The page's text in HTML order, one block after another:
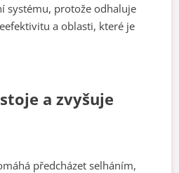
systému, protože odhaluje
a oblasti, které je
a zvyšuje
předcházet selháním,